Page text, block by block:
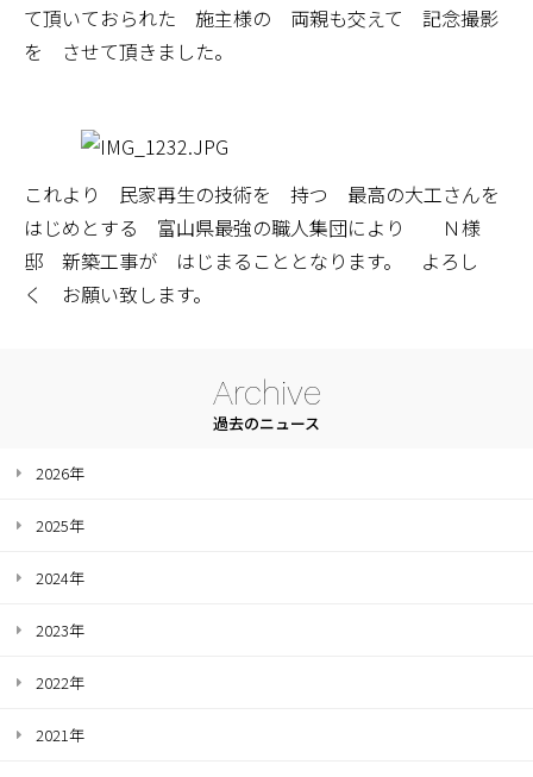
て頂いておられた 施主様の 両親も交えて 記念撮影
を させて頂きました。
これより 民家再生の技術を 持つ 最高の大工さんを
はじめとする 富山県最強の職人集団により Ｎ様
邸 新築工事が はじまることとなります。 よろし
く お願い致します。
Archive
過去のニュース
2026年
2025年
2024年
2023年
2022年
2021年